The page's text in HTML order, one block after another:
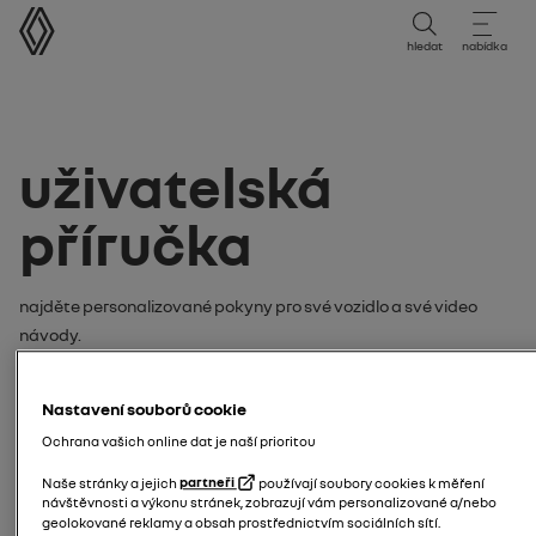
uživatelská příručka
hledat nabídka
uživatelská
příručka
Najděte personalizované pokyny pro své vozidlo a své video
návody.
návod podle:
model
Nastavení souborů cookie
Ochrana vašich online dat je naší prioritou
Naše stránky a jejichpartneři
používají soubory cookies k měření
návštěvnosti a výkonu stránek, zobrazují vám personalizované a/nebo
geolokované reklamy a obsah prostřednictvím sociálních sítí.